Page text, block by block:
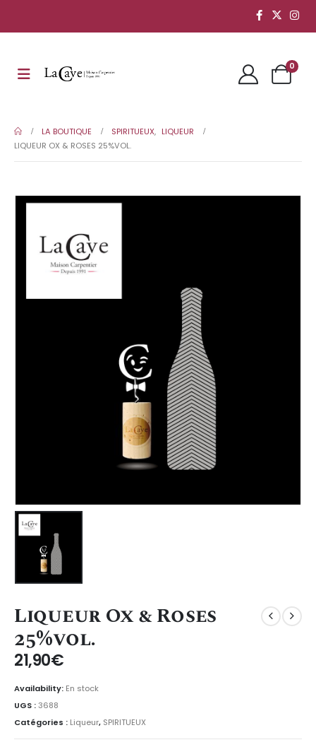
0
LA BOUTIQUE SPIRITUEUX, LIQUEUR
LIQUEUR OX & ROSES 25%VOL.
Liqueur Ox & Roses
25%vol.
21,90€
Availability: En stock
UGS :3688
Catégories : Liqueur, SPIRITUEUX